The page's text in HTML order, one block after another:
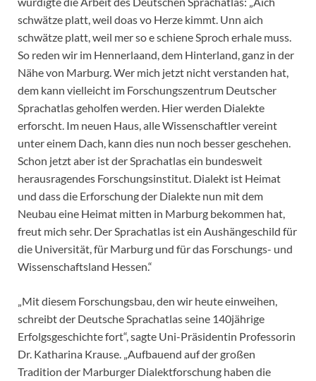
schwätze platt, weil doas vo Herze kimmt. Unn aich
schwätze platt, weil mer so e schiene Sproch erhale muss.
So reden wir im Hennerlaand, dem Hinterland, ganz in der
Nähe von Marburg. Wer mich jetzt nicht verstanden hat,
dem kann vielleicht im Forschungszentrum Deutscher
Sprachatlas geholfen werden. Hier werden Dialekte
erforscht. Im neuen Haus, alle Wissenschaftler vereint
unter einem Dach, kann dies nun noch besser geschehen.
Schon jetzt aber ist der Sprachatlas ein bundesweit
herausragendes Forschungsinstitut. Dialekt ist Heimat
und dass die Erforschung der Dialekte nun mit dem
Neubau eine Heimat mitten in Marburg bekommen hat,
freut mich sehr. Der Sprachatlas ist ein Aushängeschild für
die Universität, für Marburg und für das Forschungs- und
Wissenschaftsland Hessen.“
„Mit diesem Forschungsbau, den wir heute einweihen,
schreibt der Deutsche Sprachatlas seine 140jährige
Erfolgsgeschichte fort“, sagte Uni-Präsidentin Professorin
Dr. Katharina Krause. „Aufbauend auf der großen
Tradition der Marburger Dialektforschung haben die